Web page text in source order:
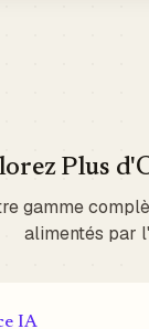
Plus
gamme
alimentés par
IA